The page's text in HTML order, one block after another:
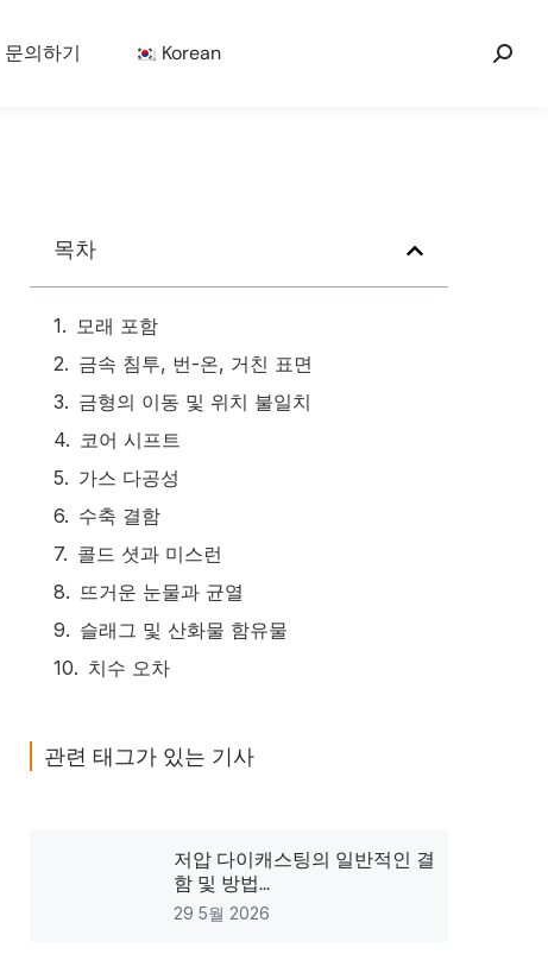
문의하기 Korean
목차
모래 포함
금속 침투, 번-온, 거친 표면
금형의 이동 및 위치 불일치
코어 시프트
가스 다공성
수축 결함
콜드 셧과 미스런
뜨거운 눈물과 균열
슬래그 및 산화물 함유물
치수 오차
관련 태그가 있는 기사
저압 다이캐스팅의 일반적인 결
함 및 방법...
29 5월 2026